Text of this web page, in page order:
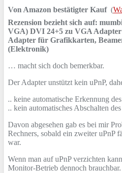
Von Amazon bestätigter Kauf (
Rezension bezieht sich auf:
VGA) DVI 24+5 zu VGA
Adapter für Grafikkarten,
(Elektronik)
… macht sich doch bemerkbar.
Der Adapter unstützt kein uPnP,
.. keine automatische Erkennung
.. kein automatisches Abschalten
Davon abgesehen gab es bei mir
Rechners, sobald ein zweiter uPnP
war.
Wenn man auf uPnP verzichten
Monitor-Betrieb dennoch brauchbar.